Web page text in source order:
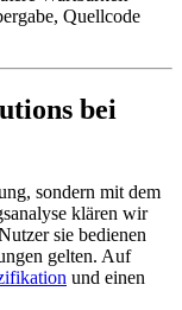
Quellcode
bei
sondern mit dem
klären wir
sie bedienen
gelten. Auf
und einen